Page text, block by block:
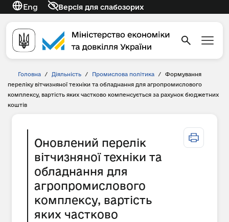
Eng Версія для слабозорих
Головна / Діяльність / Промислова політика /
Формування
переліку вітчизняної техніки та обладнання для агропромислового
комплексу, вартість яких частково компенсується за рахунок бюджетних
коштів
Оновлений перелік
вітчизняної техніки та
обладнання для
агропромислового
комплексу, вартість
яких частково